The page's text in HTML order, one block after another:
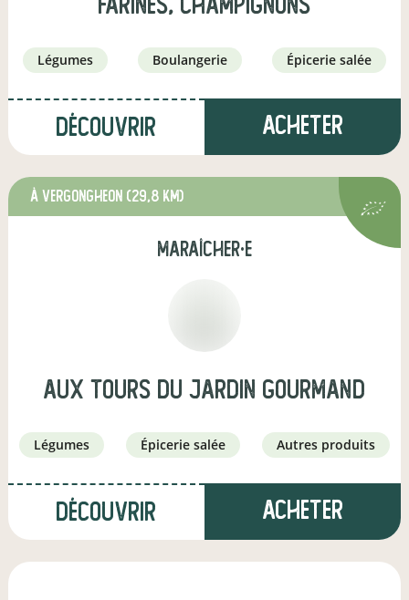
légumes boulangerie épicerie salée
Découvrir Acheter
à Vergongheon (29,8 km)
maraîcher·e
Aux Tours Du Jardin Gourmand
légumes épicerie salée autres produits
Découvrir Acheter